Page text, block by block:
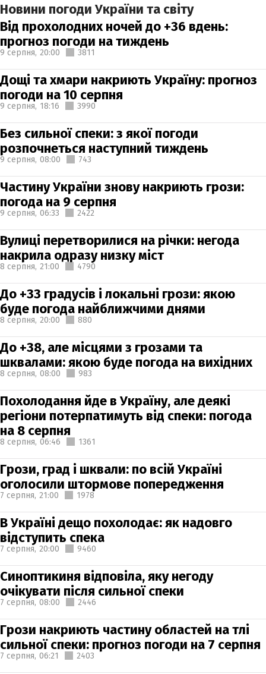
Новини погоди України та світу
Від прохолодних ночей до +36 вдень:
прогноз погоди на тиждень
9 серпня, 20:00 3811
Дощі та хмари накриють Україну: прогноз
погоди на 10 серпня
9 серпня, 18:16 3990
Без сильної спеки: з якої погоди
розпочнеться наступний тиждень
9 серпня, 08:00 743
Частину України знову накриють грози:
погода на 9 серпня
9 серпня, 06:33 2422
Вулиці перетворилися на річки: негода
накрила одразу низку міст
8 серпня, 21:00 4790
До +33 градусів і локальні грози: якою
буде погода найближчими днями
8 серпня, 20:00 880
До +38, але місцями з грозами та
шквалами: якою буде погода на вихідних
8 серпня, 08:00 983
Похолодання йде в Україну, але деякі
регіони потерпатимуть від спеки: погода
на 8 серпня
8 серпня, 06:46 1361
Грози, град і шквали: по всій Україні
оголосили штормове попередження
7 серпня, 21:00 1978
В Україні дещо похолодає: як надовго
відступить спека
7 серпня, 20:00 9460
Синоптикиня відповіла, яку негоду
очікувати після сильної спеки
7 серпня, 08:00 2446
Грози накриють частину областей на тлі
сильної спеки: прогноз погоди на 7 серпня
7 серпня, 06:21 2403